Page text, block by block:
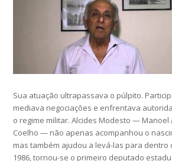
Sua atuação ultrapassava o púlpito.
mediava negociações e enfrentava
o regime militar. Alcides Modesto — Manoel
Coelho — não apenas acompanhou o
mas também ajudou a levá-las para dentro
1986, tornou-se o primeiro deputado